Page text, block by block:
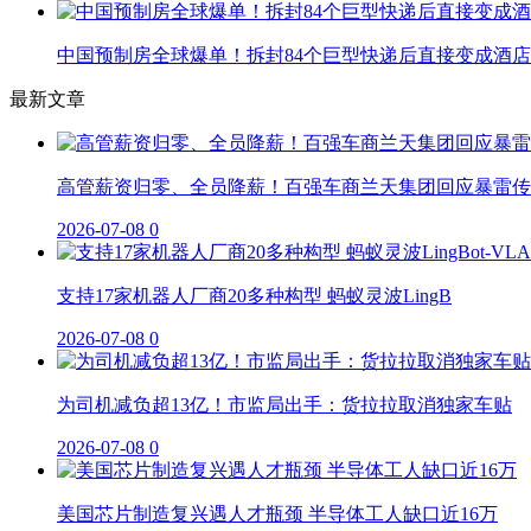
中国预制房全球爆单！拆封84个巨型快递后直接变成酒店
最新文章
高管薪资归零、全员降薪！百强车商兰天集团回应暴雷
2026-07-08 0
支持17家机器人厂商20多种构型 蚂蚁灵波LingB
2026-07-08 0
为司机减负超13亿！市监局出手：货拉拉取消独家车贴
2026-07-08 0
美国芯片制造复兴遇人才瓶颈 半导体工人缺口近16万